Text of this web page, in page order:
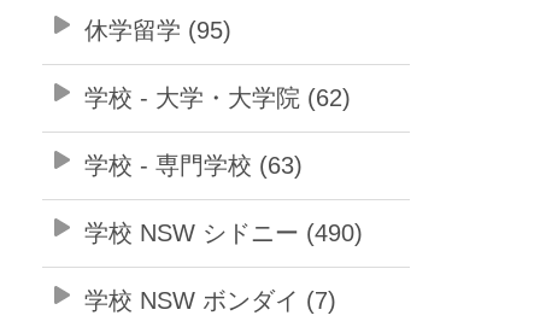
休学留学 (95)
学校 - 大学・大学院 (62)
学校 - 専門学校 (63)
学校 NSW シドニー (490)
学校 NSW ボンダイ (7)